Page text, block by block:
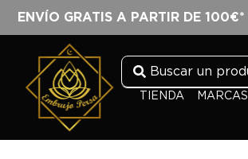
ENVÍO GRATIS A PARTIR DE 100€*
TIENDA MARCAS